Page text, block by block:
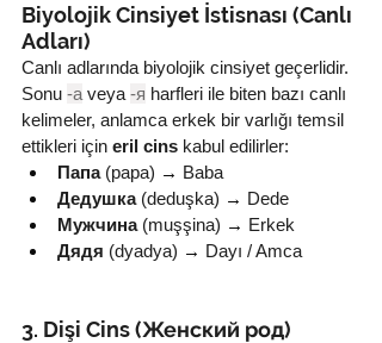
Biyolojik Cinsiyet İstisnası (Canlı
Adları)
Canlı adlarında biyolojik cinsiyet geçerlidir.
Sonu -а veya -я harfleri ile biten bazı canlı
kelimeler, anlamca erkek bir varlığı temsil
ettikleri için eril cins kabul edilirler:
Папа (papa) → Baba
Дедушка (deduşka) → Dede
Мужчина (muşşina) → Erkek
Дядя (dyadya) → Dayı / Amca
3. Dişi Cins (Женский род)